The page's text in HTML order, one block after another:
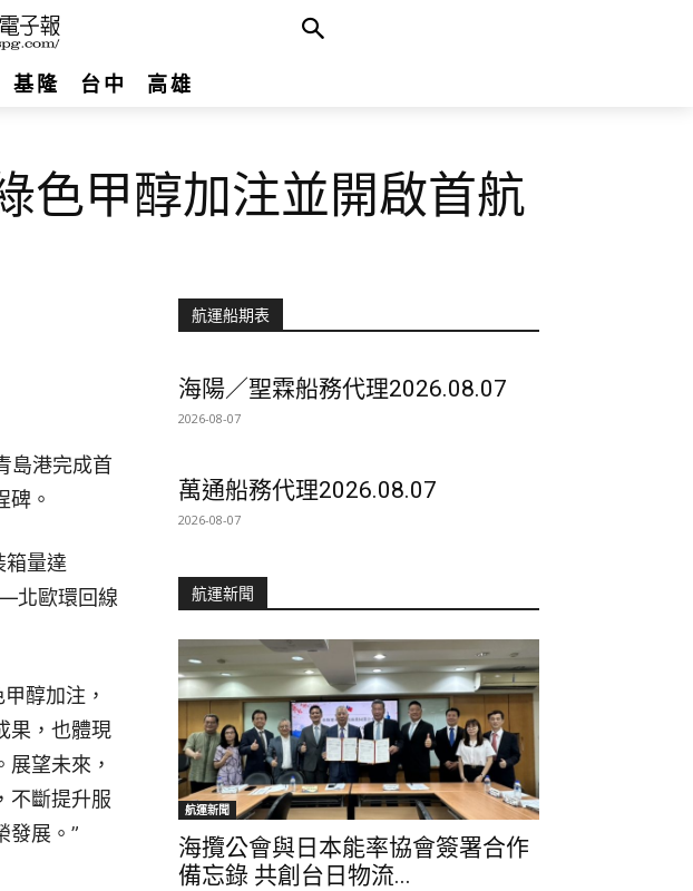
基隆 台中 高雄
色甲醇加注並開啟首航
島港完成首
碑。
箱量達
北歐環回線
醇加注，
果，也體現
望未來，
不斷提升服
發展。”
航運船期表
海陽／聖霖船務代理2026.08.07
2026-08-07
萬通船務代理2026.08.07
2026-08-07
航運新聞
航運新聞
海攬公會與日本能率協會簽署合作
備忘錄 共創台日物流...